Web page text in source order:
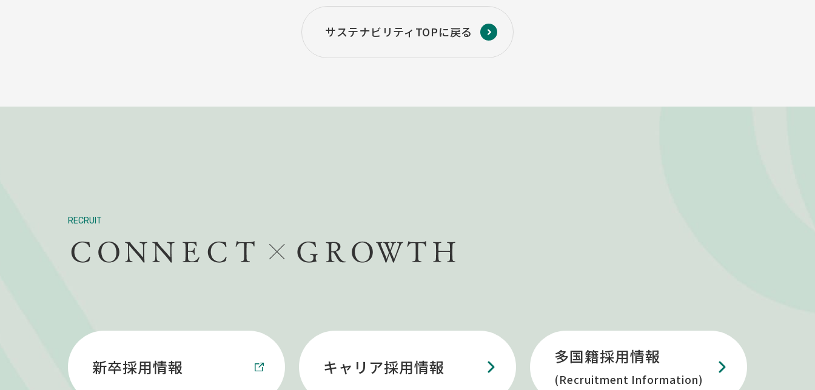
サステナビリティTOPに戻る
RECRUIT
新卒採用情報 キャリア採用情報
多国籍採用情報
(Recruitment Information)